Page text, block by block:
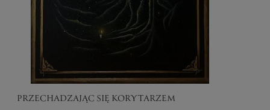
PRZECHADZAJĄC SIĘ KORYTARZEM